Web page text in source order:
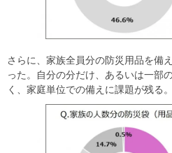
さらに、家族全員分の防災用品を備
った。自分の分だけ、あるいは一部
く、家庭単位での備えに課題が残る。